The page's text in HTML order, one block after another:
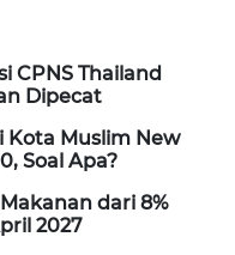
CPNS Thailand
Dipecat
Kota Muslim New
Soal Apa?
dari 8%
2027